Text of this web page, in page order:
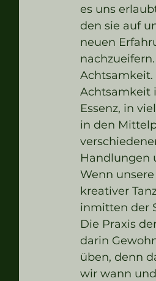
es uns
den sie auf
neuen
Achtsamkeit.
Achtsamkeit
Essenz, in
in den
Handlungen
Wenn
kreativer
inmitten der
Die Praxis
darin
üben, denn
wir wann